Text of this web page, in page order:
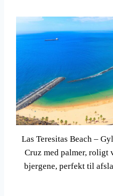
Las Teresitas Beach –
Cruz med palmer, roligt
bjergene, perfekt til